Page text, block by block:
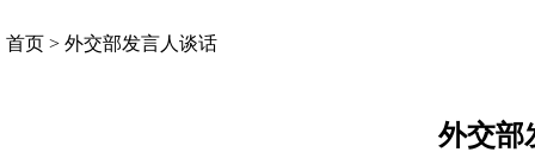
首页 > 外交部发言人谈话
外交部